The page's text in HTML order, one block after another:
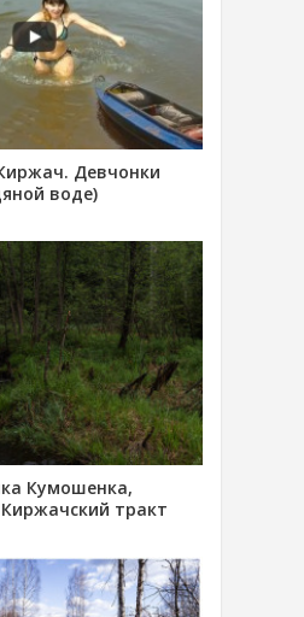
Девчонки
воде)
Кумошенка,
тракт